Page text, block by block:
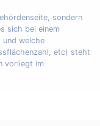
sondern
sich bei einem
und welche
etc) steht
vorliegt im